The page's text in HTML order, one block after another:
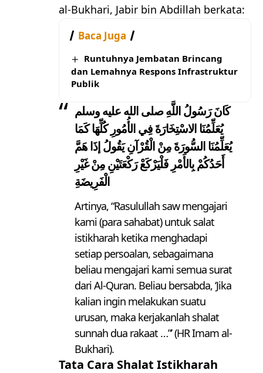
al-Bukhari, Jabir bin Abdillah berkata:
Baca Juga
Runtuhnya Jembatan Brincang
dan Lemahnya Respons Infrastruktur
Publik
كَانَ رَسُولُ اللَّهِ صلى الله عليه وسلم
يُعَلِّمُنَا الاسْتِخَارَةَ فِي الأُمُورِ كُلِّهَا كَمَا
يُعَلِّمُنَا السُّورَةَ مِنْ الْقُرْآنِ يَقُولُ إذَا هَمَّ
أَحَدُكُمْ بِالأَمْرِ فَلْيَرْكَعْ رَكْعَتَيْنِ مِنْ غَيْرِ
الْفَرِيضَةِ
Artinya, “Rasulullah saw mengajari
kami (para sahabat) untuk salat
istikharah ketika menghadapi
setiap persoalan, sebagaimana
beliau mengajari kami semua surat
dari Al-Quran. Beliau bersabda, ‘Jika
kalian ingin melakukan suatu
urusan, maka kerjakanlah shalat
sunnah dua rakaat …”’ (HR Imam al-
Bukhari).
Tata Cara Shalat Istikharah